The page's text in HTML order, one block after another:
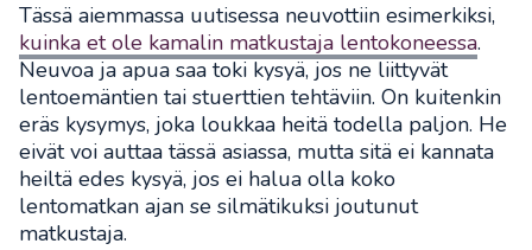
Tässä aiemmassa uutisessa neuvottiin esimerkiksi,
kuinka et ole kamalin matkustaja lentokoneessa.
Neuvoa ja apua saa toki kysyä, jos ne liittyvät
lentoemäntien tai stuerttien tehtäviin. On kuitenkin
eräs kysymys, joka loukkaa heitä todella paljon. He
eivät voi auttaa tässä asiassa, mutta sitä ei kannata
heiltä edes kysyä, jos ei halua olla koko
lentomatkan ajan se silmätikuksi joutunut
matkustaja.